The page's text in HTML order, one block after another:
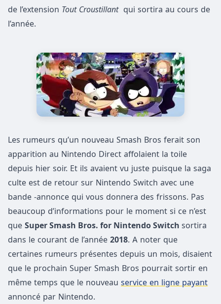
de l’extension Tout Croustillantqui sortira au cours de
l’année.
Les rumeurs qu’un nouveau Smash Bros ferait son
apparition au Nintendo Direct affolaient la toile
depuis hier soir. Et ils avaient vu juste puisque la saga
culte est de retour sur Nintendo Switch avec une
bande -annonce qui vous donnera des frissons. Pas
beaucoup d’informations pour le moment si ce n’est
que Super Smash Bros. for Nintendo Switch sortira
dans le courant de l’année 2018. A noter que
certaines rumeurs présentes depuis un mois, disaient
que le prochain Super Smash Bros pourrait sortir en
même temps que le nouveau service en ligne payant
annoncé par Nintendo.